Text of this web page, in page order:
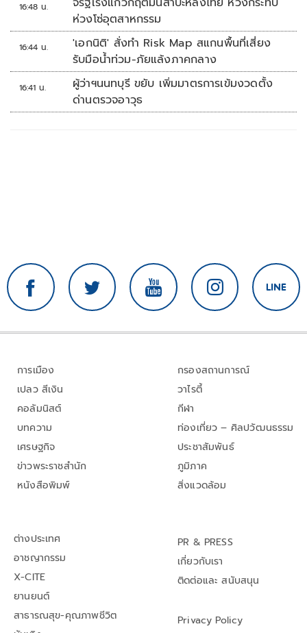
16:48 น.
ห่วงโซ่อุตสาหกรรม
16:44 น.
'เอกนิติ' สั่งทำ Risk Map สแกนพื้นที่เสี่ยง
รับมือน้ำท่วม-ภัยแล้งภาคกลาง
16:41 น.
ผู้ว่าฯนนทบุรี ขยับ เพิ่มมาตรการเข้มงวดตั้ง
ด่านตรวจอาวุธ
การเมือง
เปลว สีเงิน
คอลัมนิสต์
บทความ
เศรษฐกิจ
ข่าวพระราชสำนัก
หนังสือพิมพ์
กรองสถานการณ์
วาไรตี้
กีฬา
ท่องเที่ยว – ศิลปวัฒนธรรม
ประชาสัมพันธ์
ภูมิภาค
สิ่งแวดล้อม
ต่างประเทศ
อาชญากรรม
X-CITE
ยานยนต์
สาธารณสุข-คุณภาพชีวิต
PR & PRESS
เกี่ยวกับเรา
ติดต่อและ สนับสนุน
Privacy Policy